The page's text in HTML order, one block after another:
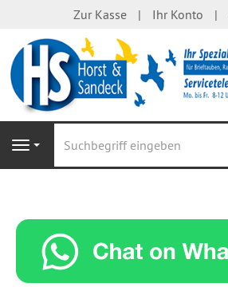
Zur Kasse Ihr Konto
Navigation